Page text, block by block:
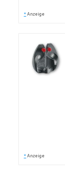
* Anzeige
* Anzeige